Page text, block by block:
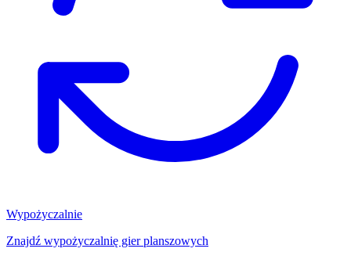
Wypożyczalnie
Znajdź wypożyczalnię gier planszowych